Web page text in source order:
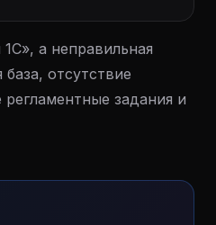
а неправильная
отсутствие
задания и